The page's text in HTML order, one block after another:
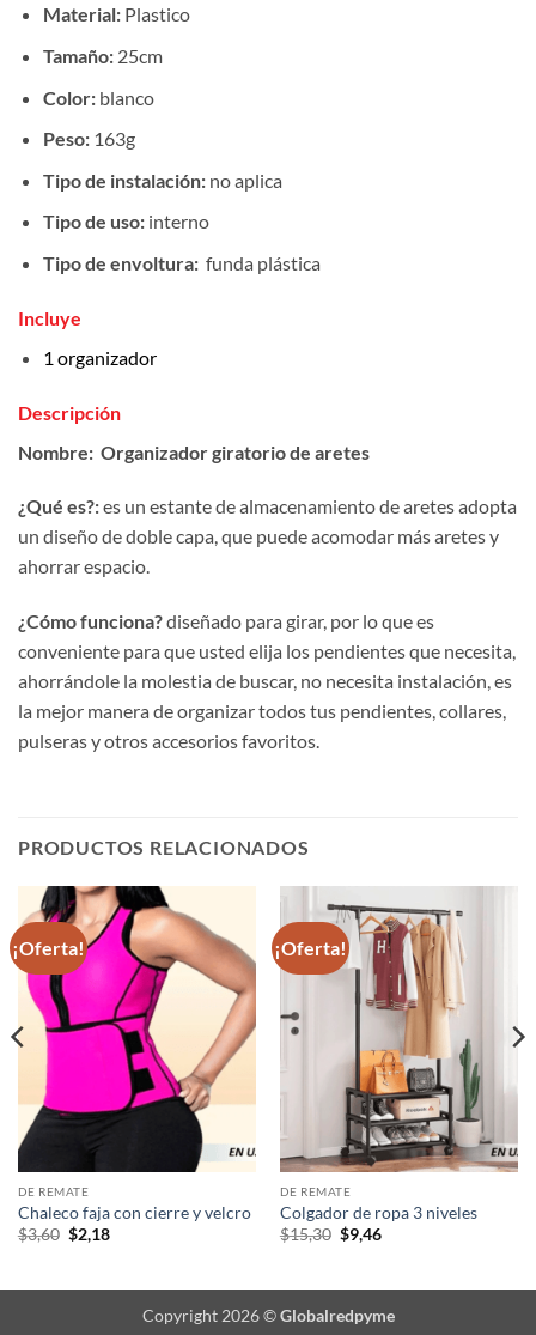
Material:Plastico
Tamaño: 25cm
Color: blanco
Peso: 163g
Tipo de instalación:no aplica
Tipo de uso:interno
Tipo de envoltura: funda plástica
Incluye
1 organizador
Descripción
Nombre: Organizador giratorio de aretes
¿Qué es?:es un estante de almacenamiento de aretes adopta
un diseño de doble capa, que puede acomodar más aretes y
ahorrar espacio.
¿Cómo funciona?diseñado para girar, por lo que es
conveniente para que usted elija los pendientes que necesita,
ahorrándole la molestia de buscar, no necesita instalación, es
la mejor manera de organizar todos tus pendientes, collares,
pulseras y otros accesorios favoritos.
PRODUCTOS RELACIONADOS
¡Oferta!
DE REMATE
Chaleco faja con cierre y velcro
$3,60 El
precio
$3,60.
$2,18El
$2,18.
¡Oferta!
DE REMATE
Colgador de ropa 3 niveles
$15,30 El
precio
$15,30.
$9,46El
$9,46.
Copyright 2026 ©Globalredpyme